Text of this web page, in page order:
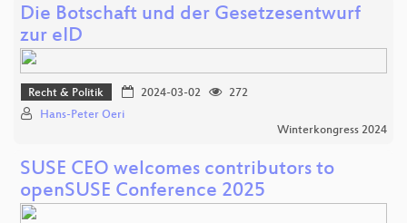
Die Botschaft und der Gesetzesentwurf
zur eID
Recht & Politik 2024-03-02
272
Hans-Peter Oeri
Winterkongress 2024
SUSE CEO welcomes contributors to
openSUSE Conference 2025